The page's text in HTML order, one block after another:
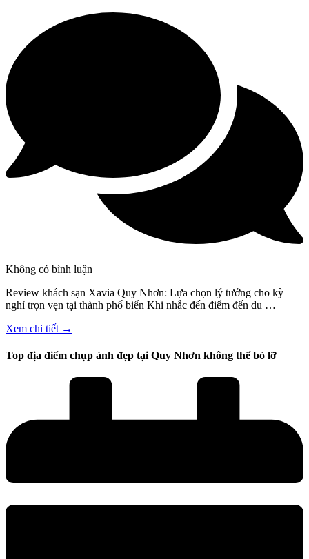
Không có bình luận
Review khách sạn Xavia Quy Nhơn: Lựa chọn lý tưởng cho kỳ
nghỉ trọn vẹn tại thành phố biển Khi nhắc đến điểm đến du …
Xem chi tiết →
Top địa điểm chụp ảnh đẹp tại Quy Nhơn không thể bỏ lỡ